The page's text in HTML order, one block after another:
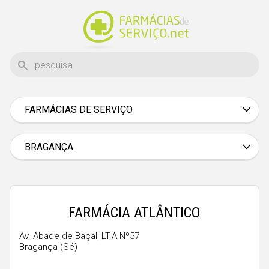
FARMÁCIAS DE SERVIÇO
Braga
Bragança
Castelo Branco
Évora
BRAGANÇA
FARMÁCIA ATLÂNTICO
Av. Abade de Baçal, LT.A Nº57
Bragança (Sé)